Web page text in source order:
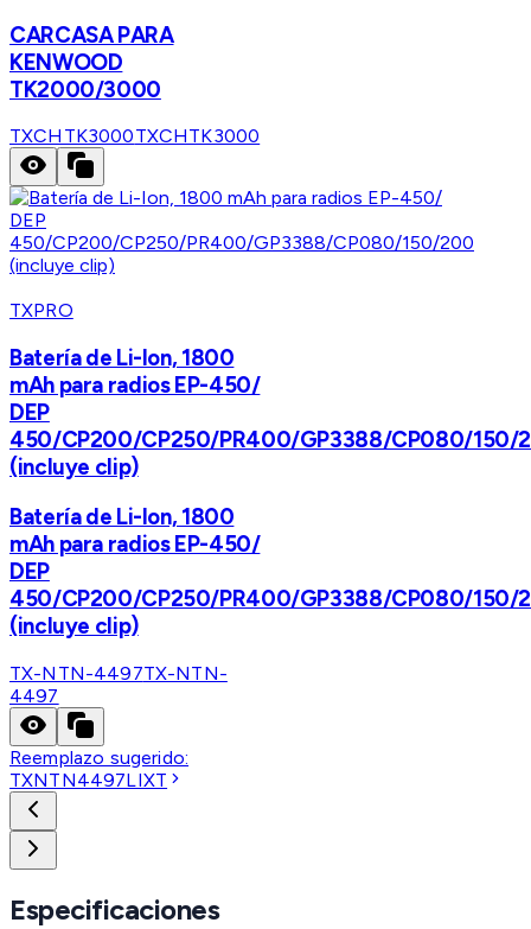
CARCASA PARA
KENWOOD
TK2000/3000
TXCHTK3000TXCHTK3000
TXPRO
Batería de Li-Ion, 1800
mAh para radios EP-450/
DEP
450/CP200/CP250/PR400/GP3388/CP080/150/
(incluye clip)
Batería de Li-Ion, 1800
mAh para radios EP-450/
DEP
450/CP200/CP250/PR400/GP3388/CP080/150/
(incluye clip)
TX-NTN-4497TX-NTN-
4497
Reemplazo sugerido:
TXNTN4497LIXT
Especificaciones